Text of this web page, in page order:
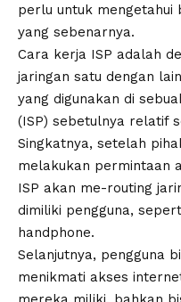
perlu untuk mengetahui
yang sebenarnya.
Cara kerja ISP adalah
jaringan satu dengan
yang digunakan di
(ISP) sebetulnya relatif
Singkatnya, setelah
melakukan permintaan
ISP akan me-routing
dimiliki pengguna,
handphone.
Selanjutnya, pengguna
menikmati akses